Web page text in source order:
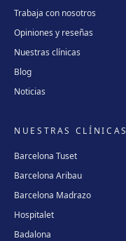
Trabaja con nosotros
Opiniones y reseñas
Nuestras clínicas
Blog
Noticias
NUESTRAS CLÍNICAS
Barcelona Tuset
Barcelona Aribau
Barcelona Madrazo
Hospitalet
Badalona